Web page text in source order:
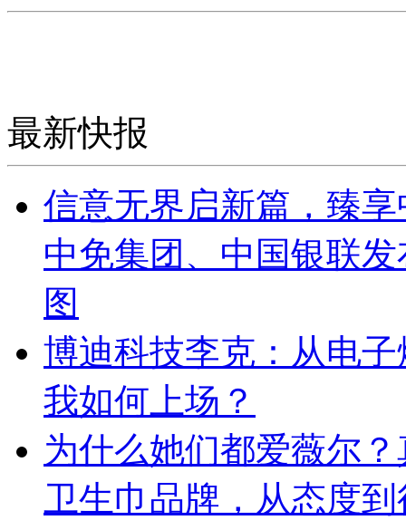
最新快报
信意无界启新篇，臻
中免集团、中国银联
图
博迪科技李克：从电
我如何上场？
为什么她们都爱薇尔
卫生巾品牌，从态度